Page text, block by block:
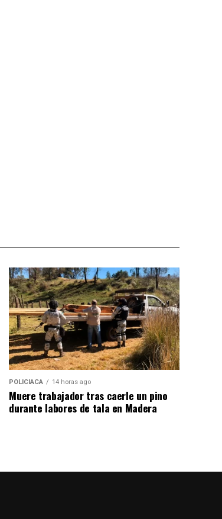
POLICIACA 14 horas ago
Muere trabajador tras caerle un pino
durante labores de tala en Madera